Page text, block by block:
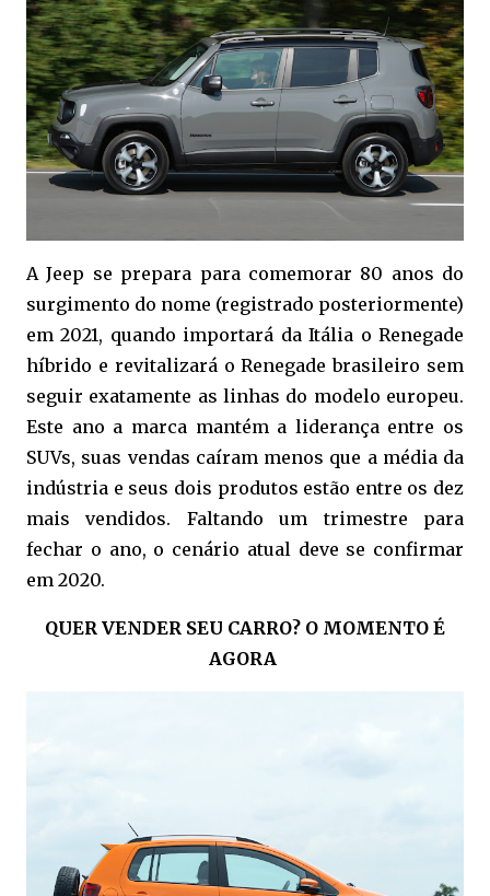
A Jeep se prepara para comemorar 80 anos do
surgimento do nome (registrado posteriormente)
em 2021, quando importará da Itália o Renegade
híbrido e revitalizará o Renegade brasileiro sem
seguir exatamente as linhas do modelo europeu.
Este ano a marca mantém a liderança entre os
SUVs, suas vendas caíram menos que a média da
indústria e seus dois produtos estão entre os dez
mais vendidos. Faltando um trimestre para
fechar o ano, o cenário atual deve se confirmar
em 2020.
QUER VENDER SEU CARRO? O MOMENTO É
AGORA